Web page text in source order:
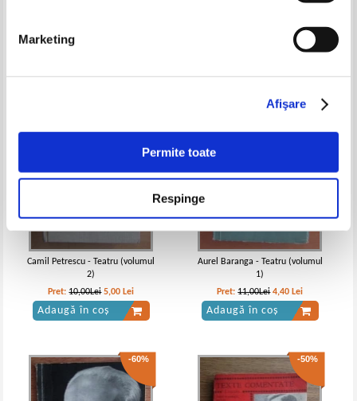
Marketing
Afişare
Permite toate
Respinge
Adaugă în coș
Camil Petrescu - Teatru (volumul
2)
Pret:10,00Lei 5,00 Lei
Adaugă în coș
Aurel Baranga - Teatru (volumul
1)
Pret:11,00Lei 4,40 Lei
Adaugă în coș
-60% -50%